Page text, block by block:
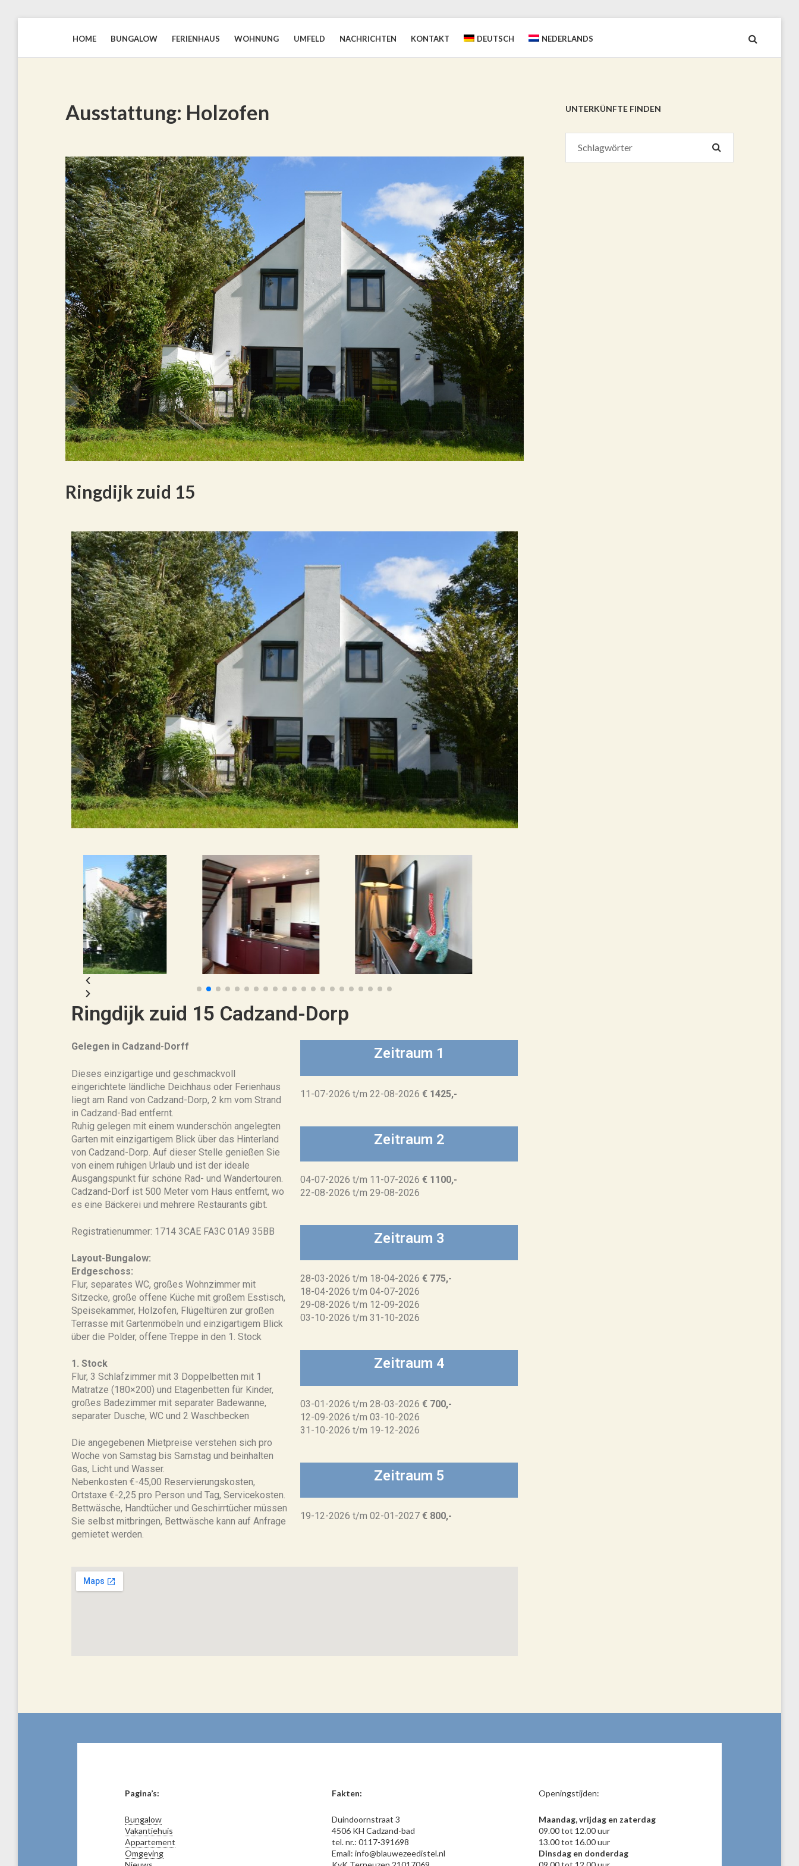
BLAUWEZEEDISTEL.NL
HOME BUNGALOW FERIENHAUS WOHNUNG UMFELD NACHRICHTEN KONTAKT DEUTSCH NEDERLANDS
Ausstattung: Holzofen
Ringdijk zuid 15
Ringdijk zuid 15 Cadzand-Dorp
Gelegen in Cadzand-Dorff
Dieses einzigartige und geschmackvoll
eingerichtete ländliche Deichhaus oder Ferienhaus
liegt am Rand von Cadzand-Dorp, 2 km vom Strand
in Cadzand-Bad entfernt.
Ruhig gelegen mit einem wunderschön angelegten
Garten mit einzigartigem Blick über das Hinterland
von Cadzand-Dorp. Auf dieser Stelle genießen Sie
von einem ruhigen Urlaub und ist der ideale
Ausgangspunkt für schöne Rad- und Wandertouren.
Cadzand-Dorf ist 500 Meter vom Haus entfernt, wo
es eine Bäckerei und mehrere Restaurants gibt.
Registratienummer: 1714 3CAE FA3C 01A9 35BB
Layout-Bungalow:
Erdgeschoss:
Flur, separates WC, großes Wohnzimmer mit
Sitzecke, große offene Küche mit großem Esstisch,
Speisekammer, Holzofen, Flügeltüren zur großen
Terrasse mit Gartenmöbeln und einzigartigem Blick
über die Polder, offene Treppe in den 1. Stock
1. Stock
Flur, 3 Schlafzimmer mit 3 Doppelbetten mit 1
Matratze (180×200) und Etagenbetten für Kinder,
großes Badezimmer mit separater Badewanne,
separater Dusche, WC und 2 Waschbecken
Die angegebenen Mietpreise verstehen sich pro
Woche von Samstag bis Samstag und beinhalten
Gas, Licht und Wasser.
Nebenkosten €-45,00 Reservierungskosten,
Ortstaxe €-2,25 pro Person und Tag, Servicekosten.
Bettwäsche, Handtücher und Geschirrtücher müssen
Sie selbst mitbringen, Bettwäsche kann auf Anfrage
gemietet werden.
Zeitraum 1
11-07-2026 t/m 22-08-2026€ 1425,-
Zeitraum 2
04-07-2026 t/m 11-07-2026€ 1100,-
22-08-2026 t/m 29-08-2026
Zeitraum 3
28-03-2026 t/m 18-04-2026€ 775,-
18-04-2026 t/m 04-07-2026
29-08-2026 t/m 12-09-2026
03-10-2026 t/m 31-10-2026
Zeitraum 4
03-01-2026 t/m 28-03-2026€ 700,-
12-09-2026 t/m 03-10-2026
31-10-2026 t/m 19-12-2026
Zeitraum 5
19-12-2026 t/m 02-01-2027€ 800,-
UNTERKÜNFTE FINDEN
Pagina’s:
Bungalow
Vakantiehuis
Appartement
Omgeving
Fakten:
Duindoornstraat 3
4506 KH Cadzand-bad
tel. nr.: 0117-391698
Email: info@blauwezeedistel.nl
Openingstijden:
Maandag, vrijdag en zaterdag
09.00 tot 12.00 uur
13.00 tot 16.00 uur
Dinsdag en donderdag